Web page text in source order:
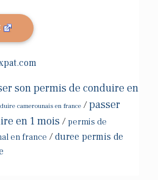
son permis de conduire en
camerounais en france /passer
en 1 mois / permis de
en france /duree permis de